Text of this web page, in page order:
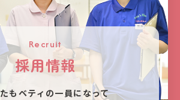
Recruit
採用情報
もベティの⼀員になって